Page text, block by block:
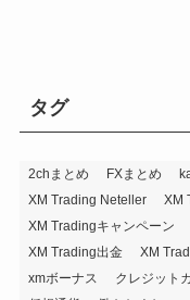
タグ
2chまとめ FXまとめ
XM Trading Neteller
XM
XM Tradingキャンペーン
XM Trading出金
XM
xmボーナス
クレジット